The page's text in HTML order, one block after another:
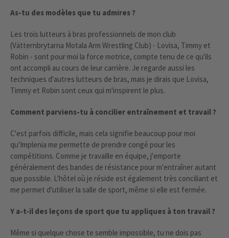
As-tu des modèles que tu admires ?
Les trois lutteurs à bras professionnels de mon club
(Vätternbrytarna Motala Arm Wrestling Club) - Lovisa, Timmy et
Robin - sont pour moi la force motrice, compte tenu de ce qu'ils
ont accompli au cours de leur carrière. Je regarde aussi les
techniques d'autres lutteurs de bras, mais je dirais que Lovisa,
Timmy et Robin sont ceux qui m'inspirent le plus.
Comment parviens-tu à concilier entraînement et travail ?
C'est parfois difficile, mais cela signifie beaucoup pour moi
qu'Implenia me permette de prendre congé pour les
compétitions. Comme je travaille en équipe, j'emporte
généralement des bandes de résistance pour m'entraîner autant
que possible. L'hôtel où je réside est également très conciliant et
me permet d'utiliser la salle de sport, même si elle est fermée.
Y a-t-il des leçons de sport que tu appliques à ton travail ?
Même si quelque chose te semble impossible, tu ne dois pas